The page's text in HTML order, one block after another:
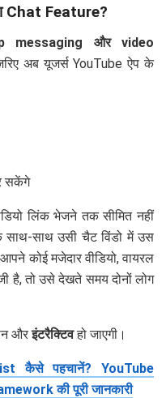
Chat Feature?
messaging और video
अब यूजर्स YouTube ऐप के
सकेंगे
लिंक भेजने तक सीमित नहीं
साथ उसी चैट विंडो में उस
कोई मजेदार वीडियो, वायरल
है, तो उसे देखते समय दोनों लोग
औरइंटरैक्टिवहो जाएगी।
कैसे पहचानें? YouTube
की पूरी जानकारी